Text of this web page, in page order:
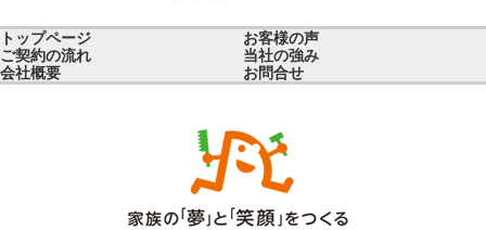
トップページ
お客様の声
ご契約の流れ
当社の強み
会社概要
お問合せ